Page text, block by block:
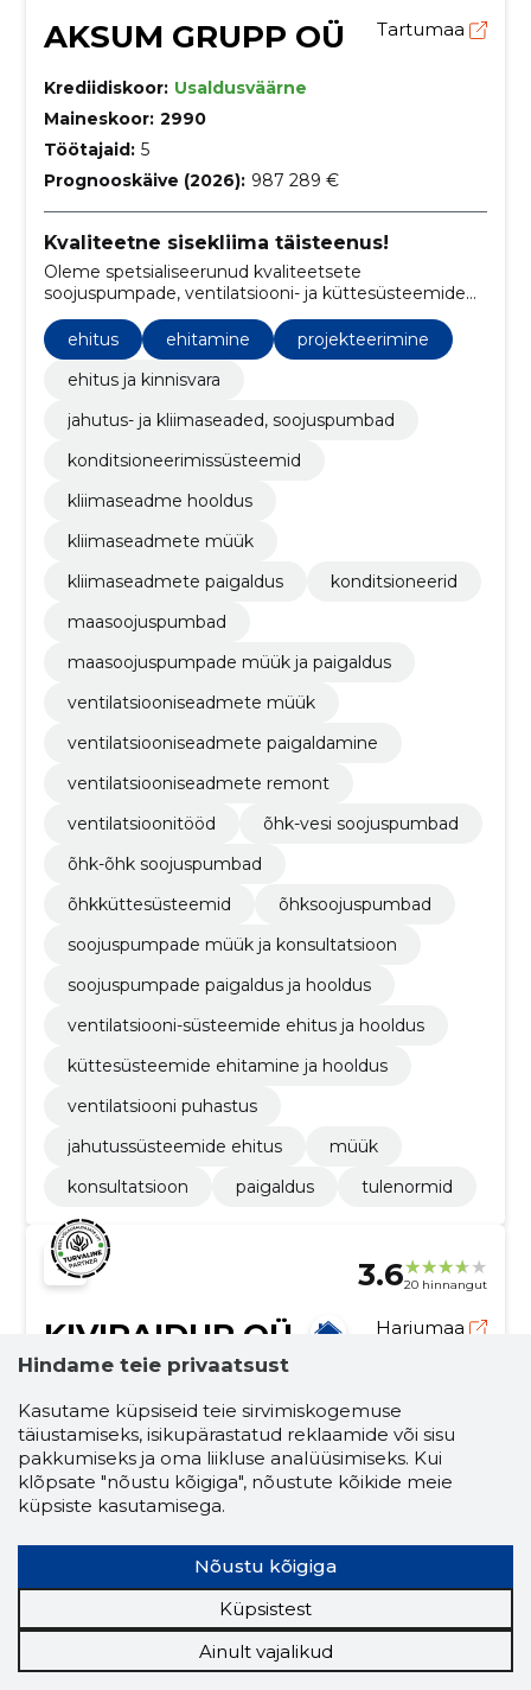
AKSUM GRUPP OÜ Tartumaa
Krediidiskoor: Usaldusväärne
Maineskoor: 2990
Töötajaid: 5
Prognooskäive (2026): 987 289 €
Kvaliteetne sisekliima täisteenus!
Oleme spetsialiseerunud kvaliteetsete
soojuspumpade, ventilatsiooni- ja küttesüsteemide
müügile, paigaldamisele ning hooldamisele, tagades
klientidele optimaalse sisekliima.
ehitus ehitamine
projekteerimine
ehitus ja kinnisvara
jahutus- ja kliimaseaded, soojuspumbad
konditsioneerimissüsteemid
kliimaseadme hooldus
kliimaseadmete müük
kliimaseadmete paigaldus
konditsioneerid
maasoojuspumbad
maasoojuspumpade müük ja paigaldus
ventilatsiooniseadmete müük
ventilatsiooniseadmete paigaldamine
ventilatsiooniseadmete remont
ventilatsioonitööd
õhk-vesi soojuspumbad
õhk-õhk soojuspumbad
õhkküttesüsteemid
õhksoojuspumbad
soojuspumpade müük ja konsultatsioon
soojuspumpade paigaldus ja hooldus
ventilatsiooni-süsteemide ehitus ja hooldus
küttesüsteemide ehitamine ja hooldus
ventilatsiooni puhastus
jahutussüsteemide ehitus
müük
konsultatsioon
paigaldus tulenormid
3.620 hinnangut
KIVIRAIDUR OÜ Harjumaa
Maineskoor: 2930
Töötajaid: 5
Prognooskäive (2026): 130 239 €
Kivisse raiutud igavesed mälestused!
Meie erialaks on individuaalsete eelistuste järgi
kohandatud hauakivide, hauaplaatide ja hauapiirete
loomine ning paigaldamine.
surnuaia teenused
aiakujunduskivid
graniit või betoon
kujundus
Hindame teie privaatsust
Kasutame küpsiseid teie sirvimiskogemuse
täiustamiseks, isikupärastatud reklaamide või sisu
pakkumiseks ja oma liikluse analüüsimiseks. Kui
klõpsate "nõustu kõigiga", nõustute kõikide meie
küpsiste kasutamisega.
Nõustu kõigiga
Küpsistest
Ainult vajalikud